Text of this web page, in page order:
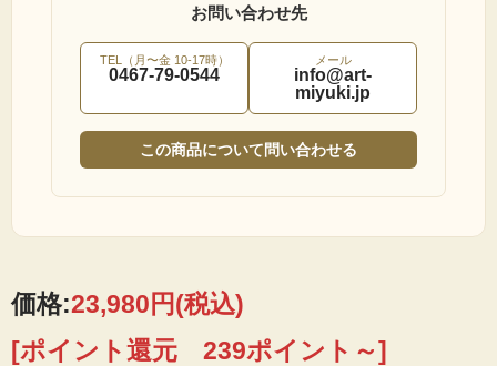
お問い合わせ先
TEL（月〜金 10-17時）
0467-79-0544
メール
info@art-
miyuki.jp
この商品について問い合わせる
価格:23,980円(税込)
[ポイント還元 239ポイント～]